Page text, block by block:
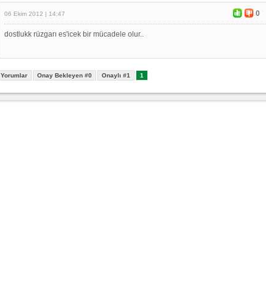
06 Ekim 2012 | 14:47 0
dostlukk rüzgarı es'icek bir mücadele olur..
Yorumlar Onay Bekleyen #0 Onaylı #1 1
Bursaspor - Altınordu